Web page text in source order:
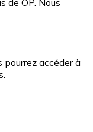
pourrez accéder à